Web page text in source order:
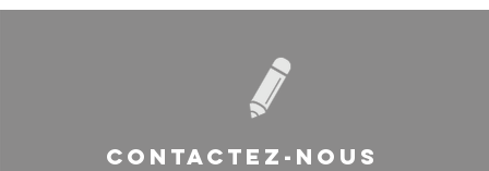
CONTACTEZ-NOUS